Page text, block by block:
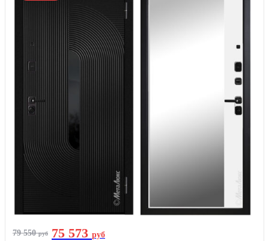
79 550руб 75 573 руб